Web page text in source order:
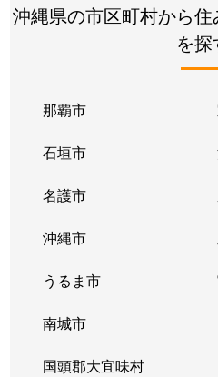
沖縄県の市区町村から
を探
那覇市
石垣市
名護市
沖縄市
うるま市
南城市
国頭郡大宜味村